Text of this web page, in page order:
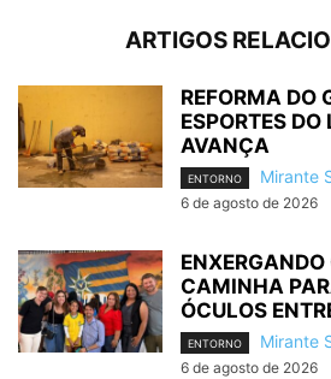
ARTIGOS
REFORMA DO
ESPORTES
AVANÇA
ENTORNO Mirante
6 de agosto de 2026
ENXERGANDO
CAMINHA
ÓCULOS
ENTORNO Mirante
6 de agosto de 2026